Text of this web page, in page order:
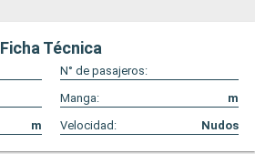
Ficha Técnica
N° de pasajeros:
Manga:
m
m Velocidad: Nudos